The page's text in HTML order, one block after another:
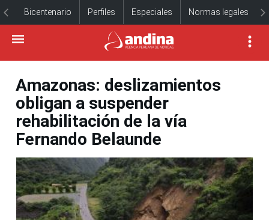
Bicentenario Perfiles Especiales Normas legales
Amazonas: deslizamientos
obligan a suspender
rehabilitación de la vía
Fernando Belaunde